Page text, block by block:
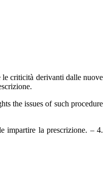
le criticità derivanti dalle nuove
the issues of such procedure
impartire la prescrizione. – 4.